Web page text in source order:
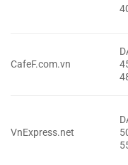
CafeF.com.vn
VnExpress.net